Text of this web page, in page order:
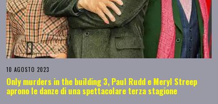
10 AGOSTO 2023
Only murders in the building 3, Paul Rudd e Meryl Streep
aprono le danze di una spettacolare terza stagione